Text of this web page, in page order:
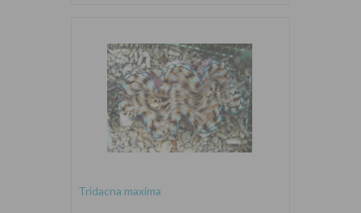
Tridacna maxima